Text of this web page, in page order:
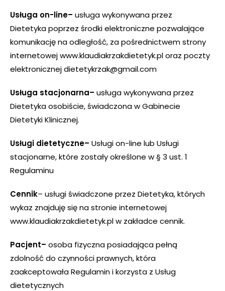
Usługa on-line– usługa wykonywana przez
Dietetyka poprzez środki elektroniczne pozwalające
komunikację na odległość, za pośrednictwem strony
internetowej www.klaudiakrzakdietetyk.pl oraz poczty
elektronicznej dietetykrzak@gmail.com
Usługa stacjonarna– usługa wykonywana przez
Dietetyka osobiście, świadczona w Gabinecie
Dietetyki Klinicznej.
Usługi dietetyczne– Usługi on-line lub Usługi
stacjonarne, które zostały określone w § 3 ust. 1
Regulaminu
Cennik– usługi świadczone przez Dietetyka, których
wykaz znajduję się na stronie internetowej
www.klaudiakrzakdietetyk.pl w zakładce cennik.
Pacjent– osoba fizyczna posiadająca pełną
zdolność do czynności prawnych, która
zaakceptowała Regulamin i korzysta z Usług
dietetycznych